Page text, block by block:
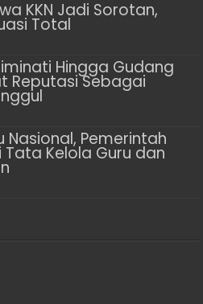
KKN Jadi Sorotan,
Total
Hingga Gudang
Reputasi Sebagai
Nasional, Pemerintah
Tata Kelola Guru dan